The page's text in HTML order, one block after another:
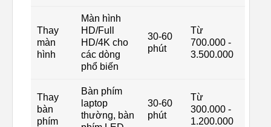
Thay
màn
hình
Màn hình
HD/Full
HD/4K cho
các dòng
phổ biến
30-60
phút
Từ
700.000 -
3.500.000
Thay
bàn
phím
Bàn phím
laptop
thường, bàn
30-60
phút
Từ
300.000 -
1.200.000